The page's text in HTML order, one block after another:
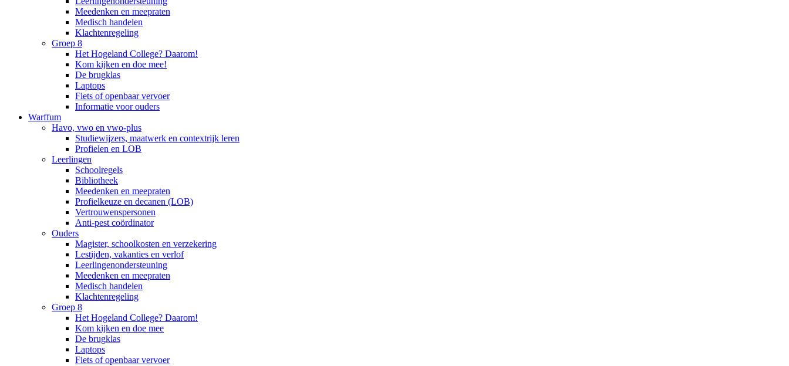
Meedenken en meepraten
Medisch handelen
Klachtenregeling
Groep 8
Het Hogeland College? Daarom!
Kom kijken en doe mee!
De brugklas
Laptops
Fiets of openbaar vervoer
Informatie voor ouders
Warffum
Havo, vwo en vwo-plus
Studiewijzers, maatwerk en contextrijk leren
Profielen en LOB
Leerlingen
Schoolregels
Bibliotheek
Meedenken en meepraten
Profielkeuze en decanen (LOB)
Vertrouwenspersonen
Anti-pest coördinator
Ouders
Magister, schoolkosten en verzekering
Lestijden, vakanties en verlof
Leerlingenondersteuning
Meedenken en meepraten
Medisch handelen
Klachtenregeling
Groep 8
Het Hogeland College? Daarom!
Kom kijken en doe mee
De brugklas
Laptops
Fiets of openbaar vervoer